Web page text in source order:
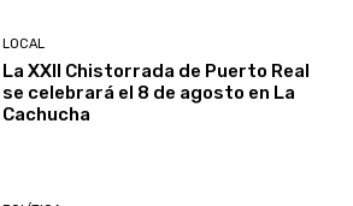
LOCAL
La XXII Chistorrada de Puerto Real
se celebrará el 8 de agosto en La
Cachucha